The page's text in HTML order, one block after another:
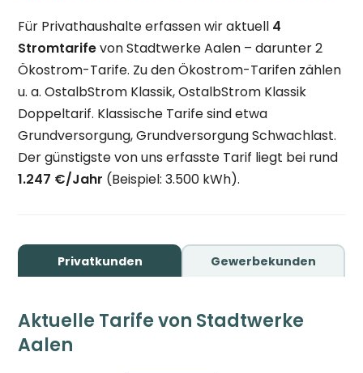
Für Privathaushalte erfassen wir aktuell 4
Stromtarifevon Stadtwerke Aalen – darunter 2
Ökostrom-Tarife. Zu den Ökostrom-Tarifen zählen
u. a. OstalbStrom Klassik, OstalbStrom Klassik
Doppeltarif. Klassische Tarife sind etwa
Grundversorgung, Grundversorgung Schwachlast.
Der günstigste von uns erfasste Tarif liegt bei rund
1.247 €/Jahr (Beispiel: 3.500 kWh).
Privatkunden Gewerbekunden
Aktuelle Tarife von Stadtwerke
Aalen